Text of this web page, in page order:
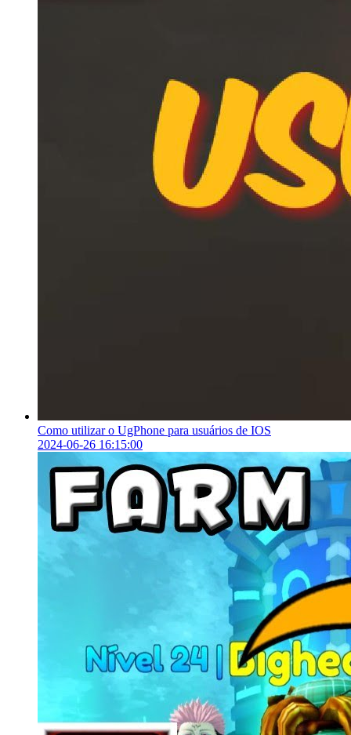
Como utilizar o UgPhone para usuários de IOS
2024-06-26 16:15:00